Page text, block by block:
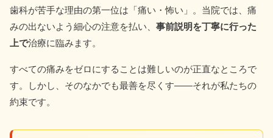
歯科が苦手な理由の第一位は「痛い・怖い」。当院では、痛
みの出ないよう細心の注意を払い、 事前説明を丁寧に行った
上で治療に臨みます。
すべての痛みをゼロにすることは難しいのが正直なところで
す。しかし、そのなかでも最善を尽くす――それが私たちの
約束です。